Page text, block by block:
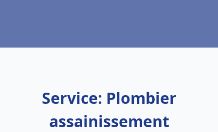
Service: Plombier
assainissement